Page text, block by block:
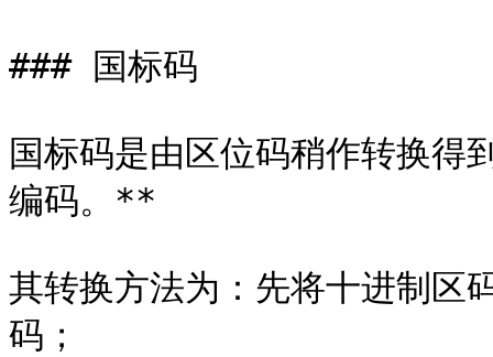
### 国标码
国标码是由区位码稍作转换
编码。**
其转换方法为：先将十进制区
码；